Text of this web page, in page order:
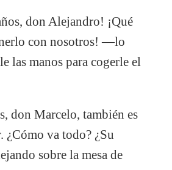
don Alejandro! ¡Qué
con nosotros! —lo
las manos para cogerle el
don Marcelo, también es
¿Cómo va todo? ¿Su
sobre la mesa de